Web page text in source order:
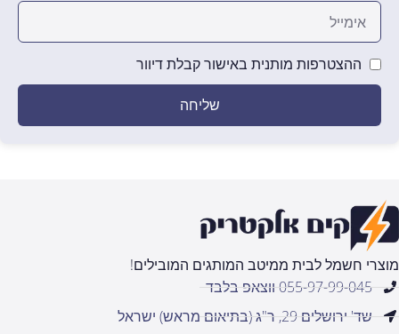
ההצטרפות מותנית באישור קבלת דיוור
שליחה
מוצרי חשמל לבית ממיטב המותגים המובילים!
055-97-99-045 ווצאפ בלבד
שד' ירושלים 29, ר"ג (בתיאום מראש) ישראל